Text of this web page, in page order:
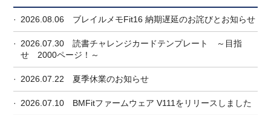
2026.08.06 ブレイルメモFit16 納期遅延のお詫びとお知らせ
2026.07.30
読書チャレンジカードテンプレート ～目指
せ 2000ページ！～
2026.07.22 夏季休業のお知らせ
2026.07.10 BMFitファームウェア V111をリリースしました